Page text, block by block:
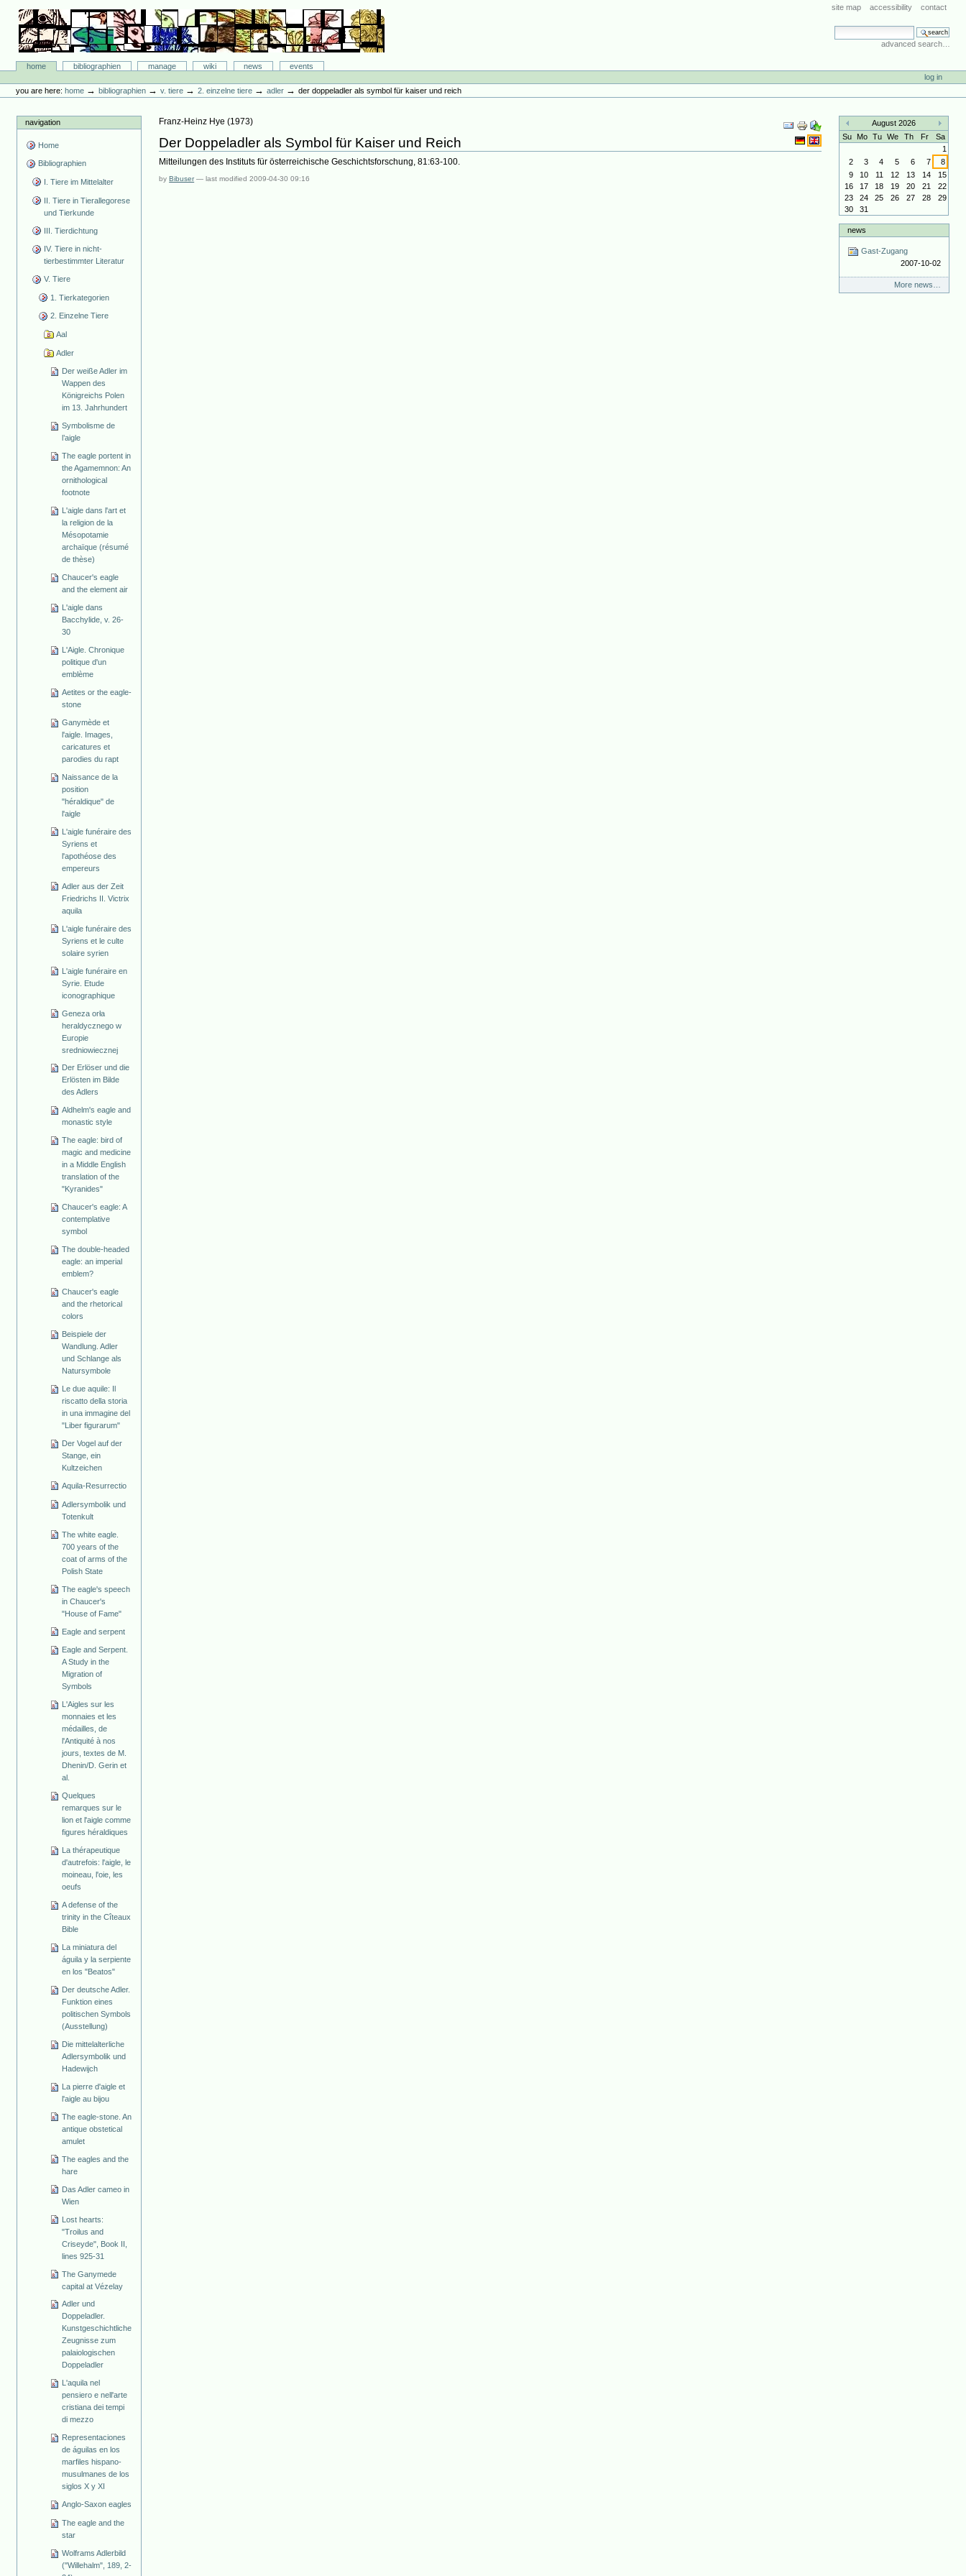
content.
navigation
site map accessibility contact
search site
advanced search…
Bibliographie-Portal
Sectionshome bibliographien manage wiki news
events
tools
log in
you are here: home →bibliographien →v. tiere →2. einzelne tiere →adler →der doppeladler als symbol für kaiser und reich
navigation
Home
Bibliographien
I. Tiere im Mittelalter
II. Tiere in Tierallegorese
und Tierkunde
III. Tierdichtung
IV. Tiere in nicht-
tierbestimmter Literatur
V. Tiere
1. Tierkategorien
2. Einzelne Tiere
Aal
Adler
Der weiße Adler im
Wappen des
Königreichs Polen
im 13. Jahrhundert
Symbolisme de
l’aigle
The eagle portent in
the Agamemnon: An
ornithological
footnote
L'aigle dans l'art et
la religion de la
Mésopotamie
archaïque (résumé
de thèse)
Chaucer's eagle
and the element air
L'aigle dans
Bacchylide, v. 26-
30
L'Aigle. Chronique
politique d'un
emblème
Aetites or the eagle-
stone
Ganymède et
l'aigle. Images,
caricatures et
parodies du rapt
Naissance de la
position
"héraldique" de
l'aigle
L'aigle funéraire des
Syriens et
l'apothéose des
empereurs
Adler aus der Zeit
Friedrichs II. Victrix
aquila
L'aigle funéraire des
Syriens et le culte
solaire syrien
L'aigle funéraire en
Syrie. Etude
iconographique
Geneza orła
heraldycznego w
Europie
sredniowiecznej
Der Erlöser und die
Erlösten im Bilde
des Adlers
Aldhelm's eagle and
monastic style
The eagle: bird of
magic and medicine
in a Middle English
translation of the
"Kyranides"
Chaucer's eagle: A
contemplative
symbol
The double-headed
eagle: an imperial
emblem?
Chaucer's eagle
and the rhetorical
colors
Beispiele der
Wandlung. Adler
und Schlange als
Natursymbole
Le due aquile: Il
riscatto della storia
in una immagine del
"Liber figurarum"
Der Vogel auf der
Stange, ein
Kultzeichen
Aquila-Resurrectio
Adlersymbolik und
Totenkult
The white eagle.
700 years of the
coat of arms of the
Polish State
The eagle's speech
in Chaucer's
"House of Fame"
Eagle and serpent
Eagle and Serpent.
A Study in the
Migration of
Symbols
L'Aigles sur les
monnaies et les
médailles, de
l'Antiquité à nos
jours, textes de M.
Dhenin/D. Gerin et
al.
Quelques
remarques sur le
lion et l'aigle comme
figures héraldiques
La thérapeutique
d'autrefois: l'aigle, le
moineau, l'oie, les
oeufs
A defense of the
trinity in the Cîteaux
Bible
La miniatura del
águila y la serpiente
en los "Beatos"
Der deutsche Adler.
Funktion eines
politischen Symbols
(Ausstellung)
Die mittelalterliche
Adlersymbolik und
Hadewijch
La pierre d'aigle et
l'aigle au bijou
The eagle-stone. An
antique obstetical
amulet
The eagles and the
hare
Das Adler cameo in
Wien
Lost hearts:
"Troilus and
Criseyde", Book II,
lines 925-31
The Ganymede
capital at Vézelay
Adler und
Doppeladler.
Kunstgeschichtliche
Zeugnisse zum
palaiologischen
Doppeladler
L'aquila nel
pensiero e nell'arte
cristiana dei tempi
di mezzo
Representaciones
de águilas en los
marfiles hispano-
musulmanes de los
siglos X y XI
Anglo-Saxon eagles
The eagle and the
star
Wolframs Adlerbild
("Willehalm", 189, 2-
Document
Actions
Franz-Heinz Hye (1973)
Der Doppeladler als Symbol für Kaiser und Reich
Mitteilungen des Instituts für österreichische Geschichtsforschung, 81:63-100.
byBibuser —last modified2009-04-30 09:16
«
August 2026
»
Su Mo Tu We Th Fr
Sa
1
2
3 4 5 6 7
8
9
10 11 12 13 14
15
16
17 18 19 20 21
22
23
24 25 26 27 28
29
30
31
news
Gast-Zugang
2007-10-02
More news…